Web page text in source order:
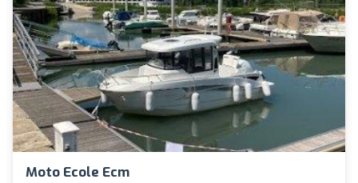
Moto Ecole Ecm